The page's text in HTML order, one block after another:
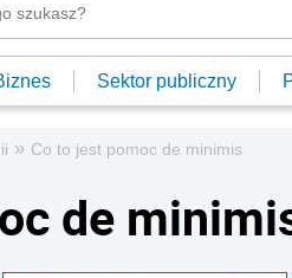
Sektor publiczny
» Co to jest pomoc de minimis
de